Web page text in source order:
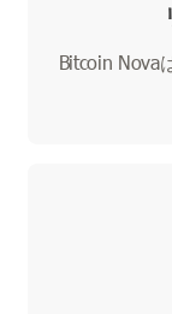
Bitcoin Nova